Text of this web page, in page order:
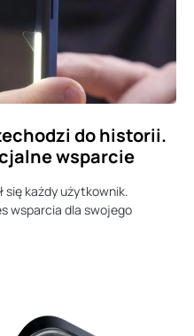
do historii.
wsparcie
się każdy użytkownik.
wsparcia dla swojego